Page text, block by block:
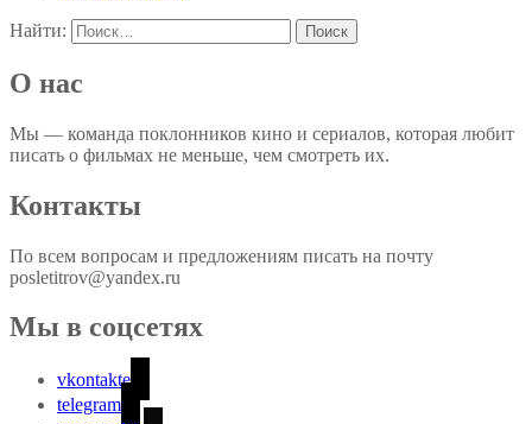
Найти:
О нас
Мы — команда поклонников кино и сериалов, которая любит
писать о фильмах не меньше, чем смотреть их.
Контакты
По всем вопросам и предложениям писать на почту
posletitrov@yandex.ru
Мы в соцсетях
vkontakte
telegram